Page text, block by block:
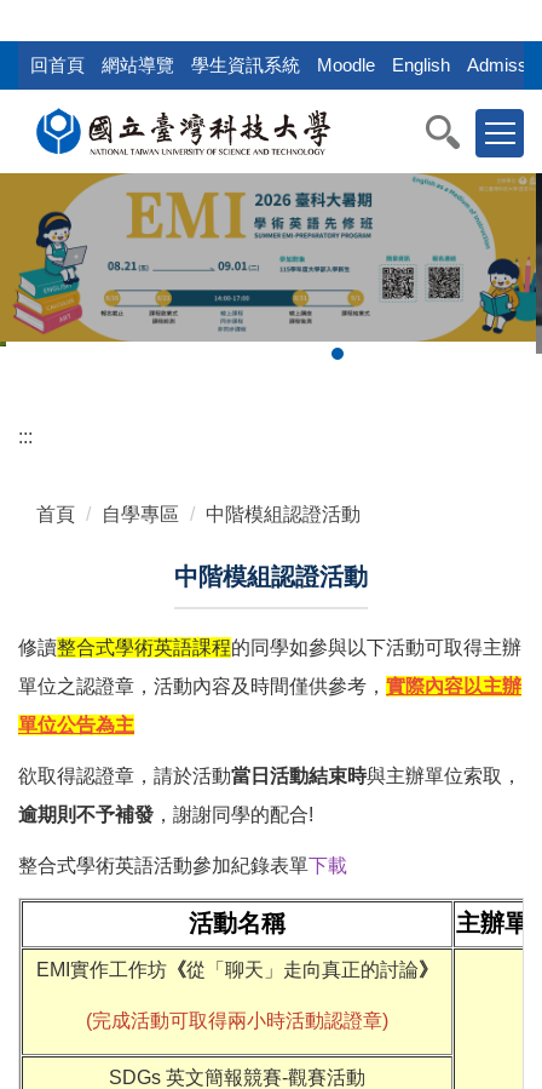
到
回首頁 網站導覽 學生資訊系統 Moodle English
:::
首頁 自學專區 中階模組認證活動
中階模組認證活動
修讀整合式學術英語課程的同學如參與以下活動可取得主辦
單位之認證章，活動內容及時間僅供參考， 實際內容以主辦
單位公告為主
欲取得認證章，請於活動當日活動結束時與主辦單位索取，
逾期則不予補發 ，謝謝同學的配合!
整合式學術英語活動參加紀錄表單下載
活動名稱 主辦單
EMI實作工作坊 《從「聊天」走向真正的討論》
(完成活動可取得兩小時活動認證章)
SDGs 英文簡報競賽-觀賽活動